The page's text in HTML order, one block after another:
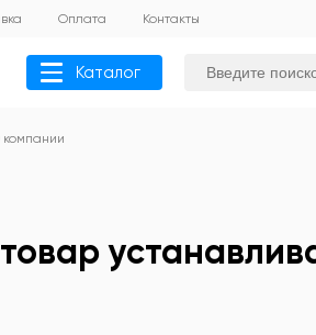
Оплата Контакты
Каталог